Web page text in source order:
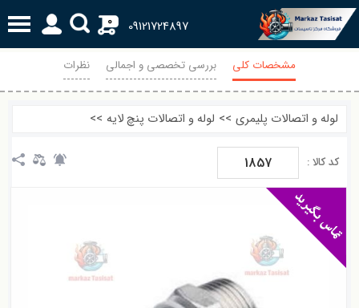
09121724897
0
مشخصات کلی بررسی تخصصی و اجمالی نظرات
لوله و اتصالات پلیمری >> لوله و اتصالات پنچ لایه >>
کد کالا : 1857